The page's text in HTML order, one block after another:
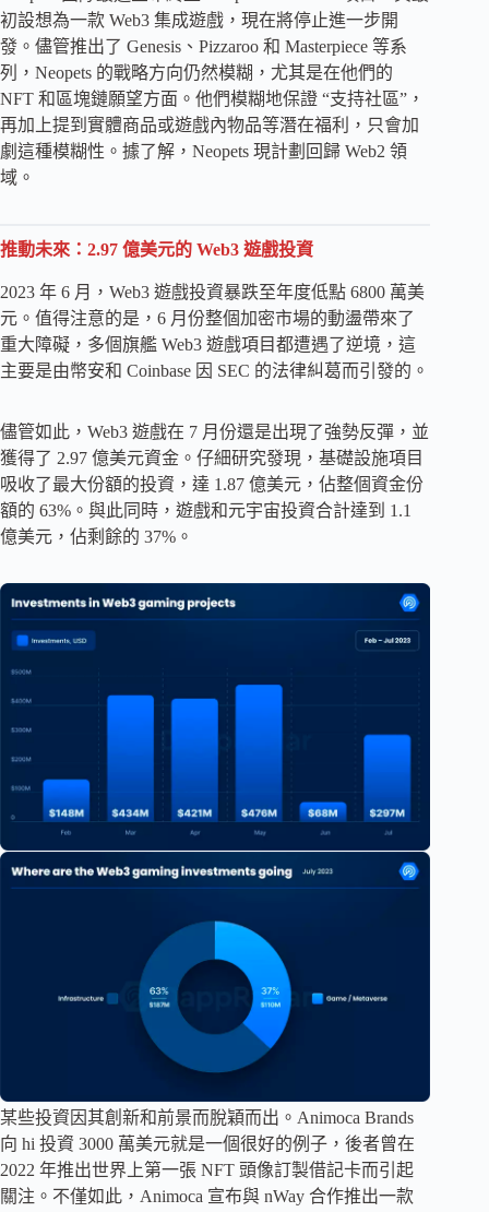
初設想為一款 Web3 集成遊戲，現在將停止進一步開
發。儘管推出了 Genesis、Pizzaroo 和 Masterpiece 等系
列，Neopets 的戰略方向仍然模糊，尤其是在他們的
NFT 和區塊鏈願望方面。他們模糊地保證 “支持社區”，
再加上提到實體商品或遊戲內物品等潛在福利，只會加
劇這種模糊性。據了解，Neopets 現計劃回歸 Web2 領
域。
推動未來：2.97 億美元的 Web3 遊戲投資
2023 年 6 月，Web3 遊戲投資暴跌至年度低點 6800 萬美
元。值得注意的是，6 月份整個加密市場的動盪帶來了
重大障礙，多個旗艦 Web3 遊戲項目都遭遇了逆境，這
主要是由幣安和 Coinbase 因 SEC 的法律糾葛而引發的。
儘管如此，Web3 遊戲在 7 月份還是出現了強勢反彈，並
獲得了 2.97 億美元資金。仔細研究發現，基礎設施項目
吸收了最大份額的投資，達 1.87 億美元，佔整個資金份
額的 63%。與此同時，遊戲和元宇宙投資合計達到 1.1
億美元，佔剩餘的 37%。
某些投資因其創新和前景而脫穎而出。Animoca Brands
向 hi 投資 3000 萬美元就是一個很好的例子，後者曾在
2022 年推出世界上第一張 NFT 頭像訂製借記卡而引起
關注。不僅如此，Animoca 宣布與 nWay 合作推出一款